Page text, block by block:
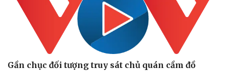
Gần chục đối tượng truy sát chủ quán cầm đồ